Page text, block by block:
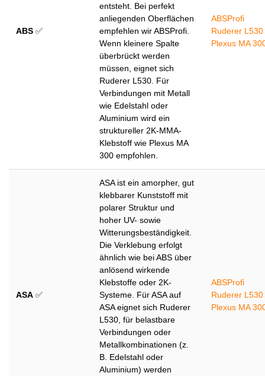
ABS ✅
entsteht. Bei perfekt
anliegenden Oberflächen
empfehlen wir ABSProfi.
Wenn kleinere Spalte
überbrückt werden
müssen, eignet sich
Ruderer L530. Für
Verbindungen mit Metall
wie Edelstahl oder
Aluminium wird ein
struktureller 2K-MMA-
Klebstoff wie Plexus MA
300 empfohlen.
ABSProfi
Ruderer L530
Plexus MA
ASA ✅
ASA ist ein amorpher, gut
klebbarer Kunststoff mit
polarer Struktur und
hoher UV- sowie
Witterungsbeständigkeit.
Die Verklebung erfolgt
ähnlich wie bei ABS über
anlösend wirkende
Klebstoffe oder 2K-
Systeme. Für ASA auf
ASA eignet sich Ruderer
L530, für belastbare
Verbindungen oder
Metallkombinationen (z.
B. Edelstahl oder
Aluminium) werden
ABSProfi
Ruderer L530
Plexus MA